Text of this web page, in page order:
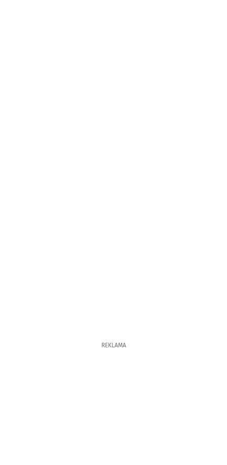
REKLAMA